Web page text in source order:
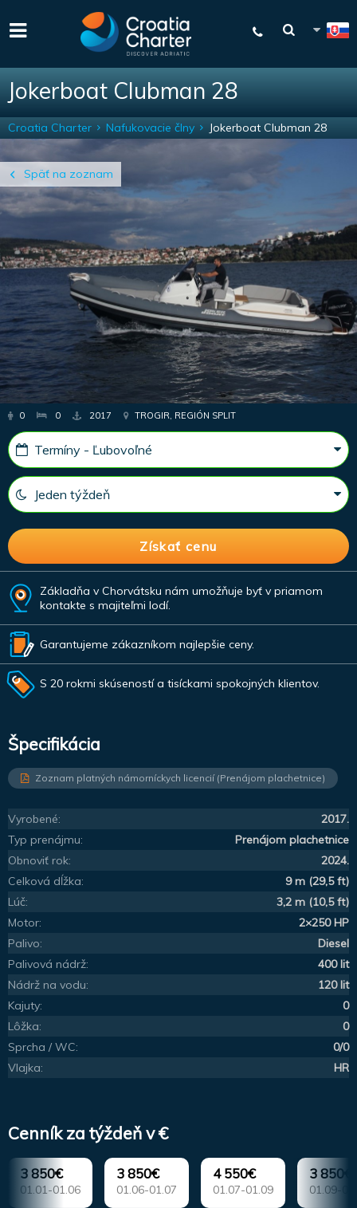
Jokerboat Clubman 28
Späť na zoznam
Croatia Charter Nafukovacie člny Jokerboat Clubman 28
0 0 2017 TROGIR, REGIÓN SPLIT
Základňa v Chorvátsku nám umožňuje byť v priamom
kontakte s majiteľmi lodí.
Garantujeme zákazníkom najlepšie ceny.
S 20 rokmi skúseností a tisíckami spokojných klientov.
Špecifikácia
Zoznam platných námorníckych licencií (Prenájom plachetnice)
Vyrobené:
2017.
Typ prenájmu:
Prenájom plachetnice
Obnoviť rok:
2024.
Celková dĺžka:
9 m (29,5 ft)
Lúč:
3,2 m (10,5 ft)
Motor:
2×250 HP
Palivo:
Diesel
Palivová nádrž:
400 lit
Nádrž na vodu:
120 lit
Kajuty:
0
Lôžka:
0
Sprcha / WC:
0/0
Vlajka:
HR
Cenník za týždeň v €
3 850€
01.01-01.06
3 850€
01.06-01.07
4 550€
01.07-01.09
3 850€
01.09-